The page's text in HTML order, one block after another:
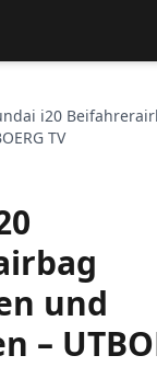
i20
TV
und
–